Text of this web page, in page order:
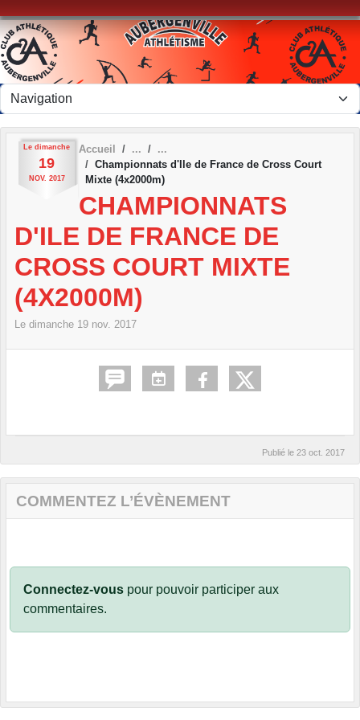
Le dimanche
19
NOV. 2017
Accueil
Championnats d'Ile de France de Cross Court
Mixte (4x2000m)
CHAMPIONNATS
D'ILE DE FRANCE DE
CROSS COURT MIXTE
(4X2000M)
Le dimanche 19 nov. 2017
Publié le 23 oct. 2017
COMMENTEZ L’ÉVÈNEMENT
Connectez-vous pour pouvoir participer aux
commentaires.